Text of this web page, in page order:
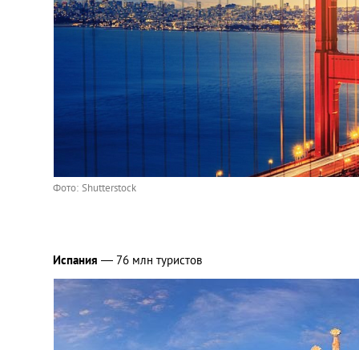
Фото: Shutterstock
Испания — 76 млн туристов